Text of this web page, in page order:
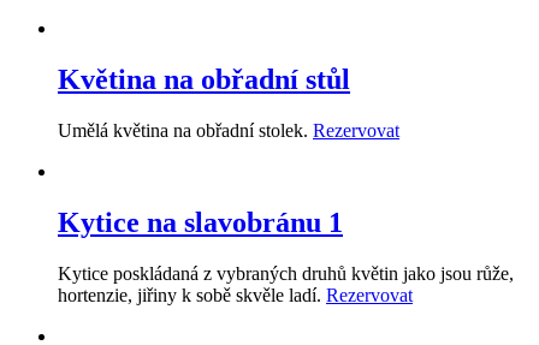
Květina na obřadní stůl
Umělá květina na obřadní stolek. Rezervovat
Kytice na slavobránu 1
Kytice poskládaná z vybraných druhů květin jako jsou růže,
hortenzie, jiřiny k sobě skvěle ladí. Rezervovat